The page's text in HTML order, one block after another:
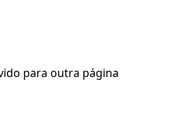
para outra página